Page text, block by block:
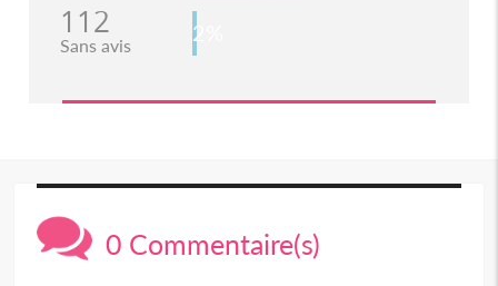
112
Sans avis 2%
0 Commentaire(s)